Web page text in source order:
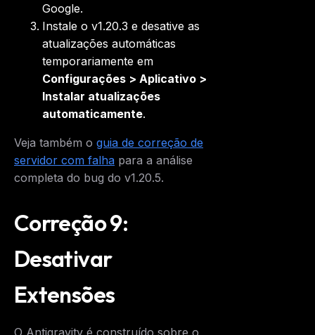
Google.
Instale o v1.20.3 e desative as
atualizações automáticas
temporariamente em
Configurações > Aplicativo >
Instalar atualizações
automaticamente.
Veja também o guia de correção de
servidor com falha para a análise
completa do bug do v1.20.5.
Correção 9:
Desativar
Extensões